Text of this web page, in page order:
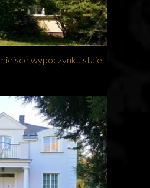
wypoczynku staje